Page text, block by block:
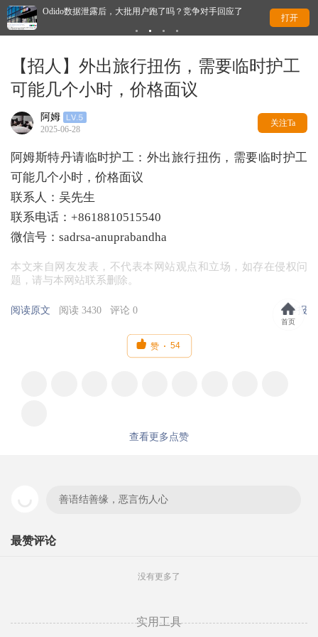
Odido数据泄露后，大批用户跑了吗？竞争对手回应了 移
打开
【招人】外出旅行扭伤，需要临时护工
可能几个小时，价格面议
阿姆
2025-06-28
关注Ta
阿姆斯特丹请临时护工：外出旅行扭伤，需要临时护工
可能几个小时，价格面议
联系人：吴先生
联系电话：+8618810515540
微信号：sadrsa-anuprabandha
本文来自网友发表，不代表本网站观点和立场，如存在侵权问
题，请与本网站联系删除。
阅读原文 阅读 3430 评论 0 举报
 赞 54
查看更多点赞
善语结善缘，恶言伤人心
最赞评论
没有更多了
首页
实用工具